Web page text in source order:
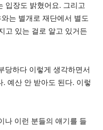
입장도 밝혔어요. 그리고
는 별개로 재단에서 별도
고 있는 걸로 알고 있거든
하다 이렇게 생각하면서
예산 안 받아도 된다. 이렇
이런 분들의 얘기를 들